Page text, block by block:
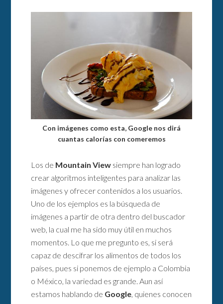
Con imágenes como esta, Google nos dirá
cuantas calorías con comeremos
Los de Mountain View siempre han logrado
crear algoritmos inteligentes para analizar las
imágenes y ofrecer contenidos a los usuarios.
Uno de los ejemplos es la búsqueda de
imágenes a partir de otra dentro del buscador
web, la cual me ha sido muy útil en muchos
momentos. Lo que me pregunto es, si será
capaz de descifrar los alimentos de todos los
países, pues si ponemos de ejemplo a Colombia
o México, la variedad es grande. Aun así
estamos hablando de Google, quienes conocen